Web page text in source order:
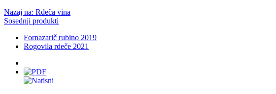
Nazaj na: Rdeča vina
Sosednji produkti
Fornazarič rubino 2019
Rogovila rdeče 2021